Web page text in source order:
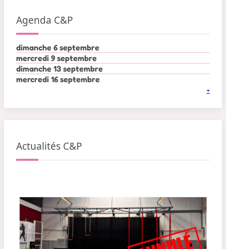
Agenda C&P
dimanche 6 septembre
mercredi 9 septembre
dimanche 13 septembre
mercredi 16 septembre
+
Actualités C&P